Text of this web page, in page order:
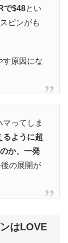
で$48とい
ピンがも
す原因にな
ってしま
るように超
か、一発
の展開が
はLOVE